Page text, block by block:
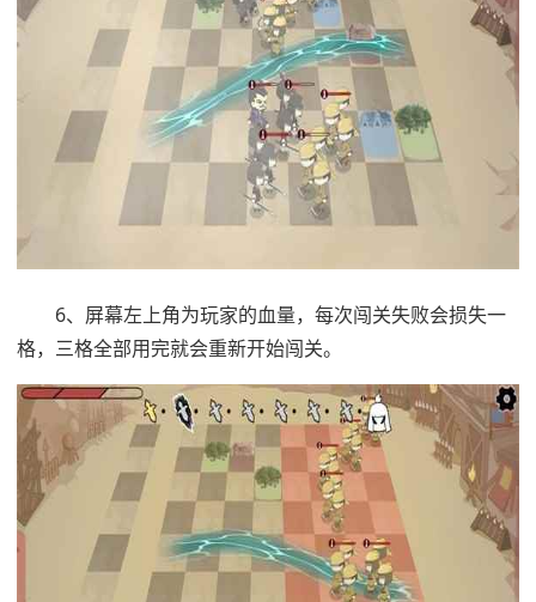
6、屏幕左上角为玩家的血量，每次闯关失败会损失一
格，三格全部用完就会重新开始闯关。